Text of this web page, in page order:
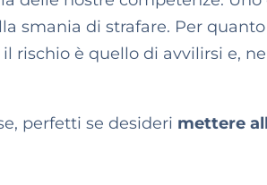
smania di strafare. Per
rischio è quello di avvilirsi e,
perfetti se desideri mettere